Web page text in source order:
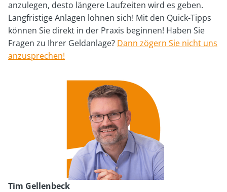
anzulegen, desto längere Laufzeiten wird es geben.
Langfristige Anlagen lohnen sich! Mit den Quick-Tipps
können Sie direkt in der Praxis beginnen! Haben Sie
Fragen zu Ihrer Geldanlage? Dann zögern Sie nicht uns
anzusprechen!
Tim Gellenbeck